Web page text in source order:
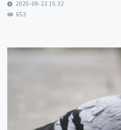
2025-08-22 15:32
653